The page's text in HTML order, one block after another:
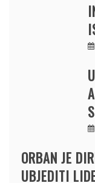
ORBAN JE
UBJEDITI